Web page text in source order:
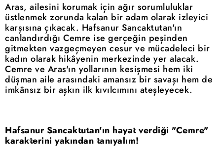
Aras, ailesini korumak için ağır sorumluluklar
üstlenmek zorunda kalan bir adam olarak izleyici
karşısına çıkacak. Hafsanur Sancaktutan'ın
canlandırdığı Cemre ise gerçeğin peşinden
gitmekten vazgeçmeyen cesur ve mücadeleci bir
kadın olarak hikâyenin merkezinde yer alacak.
Cemre ve Aras'ın yollarının kesişmesi hem iki
düşman aile arasındaki amansız bir savaşı hem de
imkânsız bir aşkın ilk kıvılcımını ateşleyecek.
Hafsanur Sancaktutan'ın hayat verdiği "Cemre"
karakterini yakından tanıyalım!